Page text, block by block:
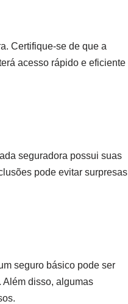
Certifique-se de que a
acesso rápido e eficiente
seguradora possui suas
pode evitar surpresas
seguro básico pode ser
Além disso, algumas